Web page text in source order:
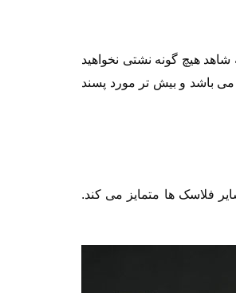
هیچ گونه نشتی نخواهید
بدنی دوجداره دمای مایعات را مناسب نگه می دارد. ظرفیت این فلاسک 0/5 لیتر می باشد و بیش تر مورد پسند
فلاسک ها متمایز می کند.